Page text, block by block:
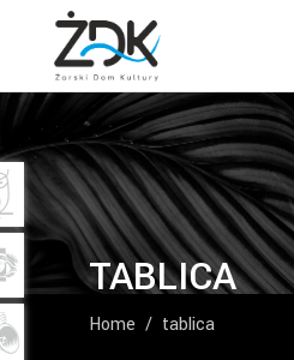
TABLICA
Home / tablica